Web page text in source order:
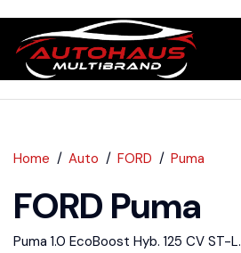
Home Auto FORD Puma
FORD Puma
Puma 1.0 EcoBoost Hyb. 125 CV ST-L.